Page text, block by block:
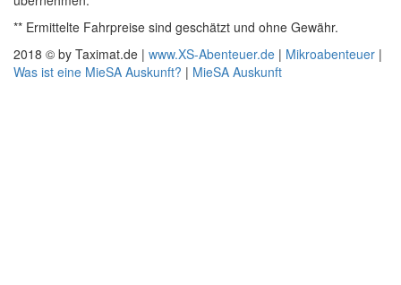
** Ermittelte Fahrpreise sind geschätzt und ohne Gewähr.
2018 © by Taximat.de | www.XS-Abenteuer.de | Mikroabenteuer |
Was ist eine MieSA Auskunft? | MieSA Auskunft